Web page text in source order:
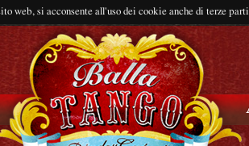
web, si acconsente all'uso dei cookie anche di terze parti